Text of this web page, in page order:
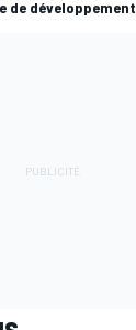
de développement